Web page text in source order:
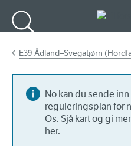
E39 Ådland–Svegatjørn
No kan du sende
reguleringsplan for
Os. Sjå kart og gi
her.